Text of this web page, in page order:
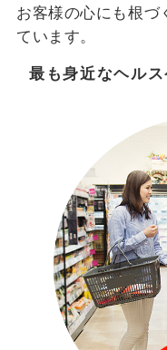
お客様の心にも根づ
ています。
最も身近なヘル